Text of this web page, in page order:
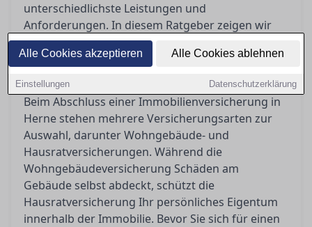
Alle Cookies akzeptieren Alle Cookies ablehnen
Einstellungen Datenschutzerklärung
unterschiedlichste Leistungen und
Anforderungen. In diesem Ratgeber zeigen wir
Ihnen, wie Sie Tarife sinnvoll vergleichen und
worauf Sie besonders achten sollten, um häufig
Beim Abschluss einer Immobilienversicherung in
Herne stehen mehrere Versicherungsarten zur
Auswahl, darunter Wohngebäude- und
Hausratversicherungen. Während die
Wohngebäudeversicherung Schäden am
Gebäude selbst abdeckt, schützt die
Hausratversicherung Ihr persönliches Eigentum
innerhalb der Immobilie. Bevor Sie sich für einen